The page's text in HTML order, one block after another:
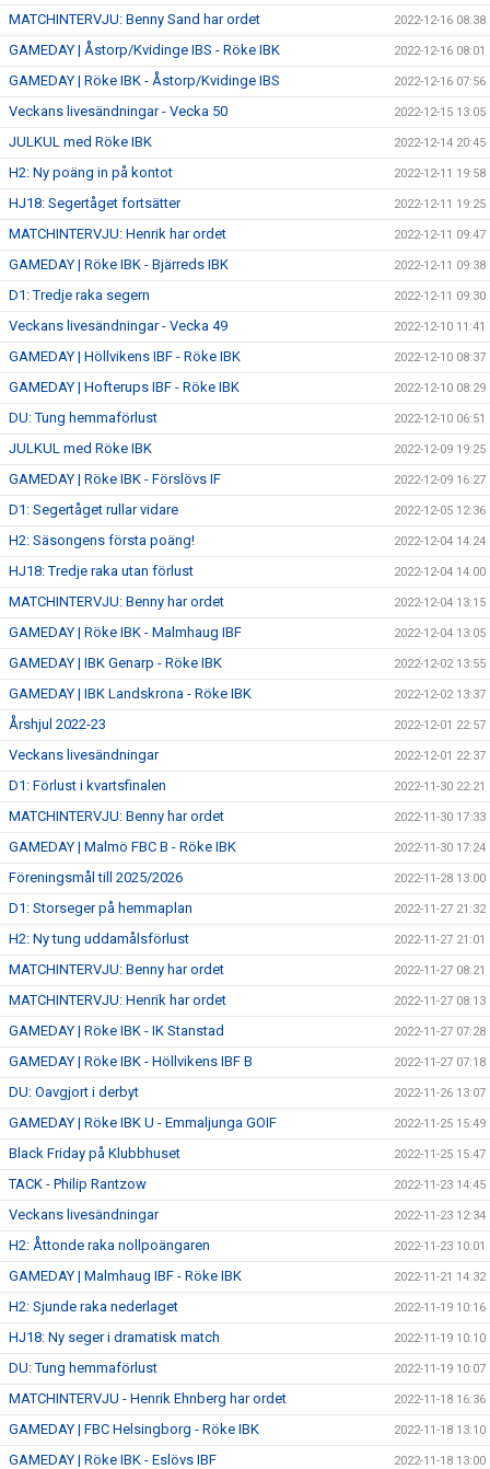
MATCHINTERVJU: Benny Sand har ordet 2022-12-16 08:38
GAMEDAY | Åstorp/Kvidinge IBS - Röke IBK 2022-12-16 08:01
GAMEDAY | Röke IBK - Åstorp/Kvidinge IBS 2022-12-16 07:56
Veckans livesändningar - Vecka 50 2022-12-15 13:05
JULKUL med Röke IBK 2022-12-14 20:45
H2: Ny poäng in på kontot 2022-12-11 19:58
HJ18: Segertåget fortsätter 2022-12-11 19:25
MATCHINTERVJU: Henrik har ordet 2022-12-11 09:47
GAMEDAY | Röke IBK - Bjärreds IBK 2022-12-11 09:38
D1: Tredje raka segern 2022-12-11 09:30
Veckans livesändningar - Vecka 49 2022-12-10 11:41
GAMEDAY | Höllvikens IBF - Röke IBK 2022-12-10 08:37
GAMEDAY | Hofterups IBF - Röke IBK 2022-12-10 08:29
DU: Tung hemmaförlust 2022-12-10 06:51
JULKUL med Röke IBK 2022-12-09 19:25
GAMEDAY | Röke IBK - Förslövs IF 2022-12-09 16:27
D1: Segertåget rullar vidare 2022-12-05 12:36
H2: Säsongens första poäng! 2022-12-04 14:24
HJ18: Tredje raka utan förlust 2022-12-04 14:00
MATCHINTERVJU: Benny har ordet 2022-12-04 13:15
GAMEDAY | Röke IBK - Malmhaug IBF 2022-12-04 13:05
GAMEDAY | IBK Genarp - Röke IBK 2022-12-02 13:55
GAMEDAY | IBK Landskrona - Röke IBK 2022-12-02 13:37
Årshjul 2022-23 2022-12-01 22:57
Veckans livesändningar 2022-12-01 22:37
D1: Förlust i kvartsfinalen 2022-11-30 22:21
MATCHINTERVJU: Benny har ordet 2022-11-30 17:33
GAMEDAY | Malmö FBC B - Röke IBK 2022-11-30 17:24
Föreningsmål till 2025/2026 2022-11-28 13:00
D1: Storseger på hemmaplan 2022-11-27 21:32
H2: Ny tung uddamålsförlust 2022-11-27 21:01
MATCHINTERVJU: Benny har ordet 2022-11-27 08:21
MATCHINTERVJU: Henrik har ordet 2022-11-27 08:13
GAMEDAY | Röke IBK - IK Stanstad 2022-11-27 07:28
GAMEDAY | Röke IBK - Höllvikens IBF B 2022-11-27 07:18
DU: Oavgjort i derbyt 2022-11-26 13:07
GAMEDAY | Röke IBK U - Emmaljunga GOIF 2022-11-25 15:49
Black Friday på Klubbhuset 2022-11-25 15:47
TACK - Philip Rantzow 2022-11-23 14:45
Veckans livesändningar 2022-11-23 12:34
H2: Åttonde raka nollpoängaren 2022-11-23 10:01
GAMEDAY | Malmhaug IBF - Röke IBK 2022-11-21 14:32
H2: Sjunde raka nederlaget 2022-11-19 10:16
HJ18: Ny seger i dramatisk match 2022-11-19 10:10
DU: Tung hemmaförlust 2022-11-19 10:07
MATCHINTERVJU - Henrik Ehnberg har ordet 2022-11-18 16:36
GAMEDAY | FBC Helsingborg - Röke IBK 2022-11-18 13:10
GAMEDAY | Röke IBK - Eslövs IBF 2022-11-18 13:00